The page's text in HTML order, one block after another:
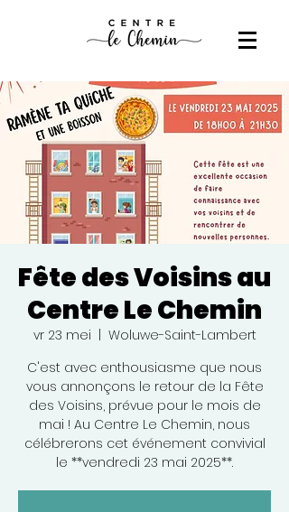
Fête des Voisins au
Centre Le Chemin
vr 23 mei
Woluwe-Saint-Lambert
C'est avec enthousiasme que nous
vous annonçons le retour de la Fête
des Voisins, prévue pour le mois de
mai ! Au Centre Le Chemin, nous
célébrerons cet événement convivial